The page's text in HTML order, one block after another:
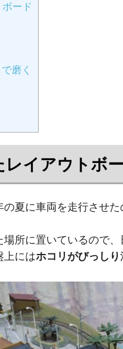
ード
磨く
イアウトボ
夏に車両を走行させ
所に置いているので
上にはホコリがびっしり